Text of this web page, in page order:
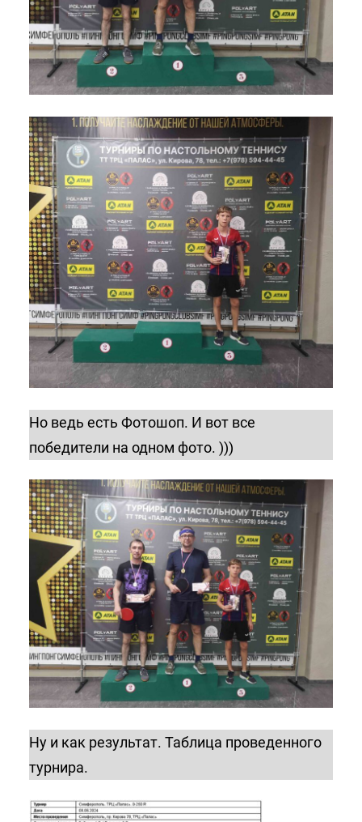
Но ведь есть Фотошоп. И вот все
победители на одном фото. )))
Ну и как результат. Таблица проведенного
турнира.